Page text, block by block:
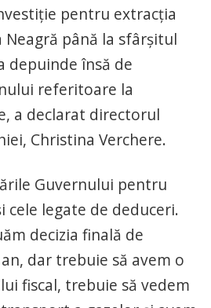
pentru extracţia
Neagră până la sfârşitul
depuinde însă de
referitoare la
a declarat directorul
Christina Verchere.
Guvernului pentru
cele legate de deduceri.
decizia finală de
dar trebuie să avem o
fiscal, trebuie să vedem